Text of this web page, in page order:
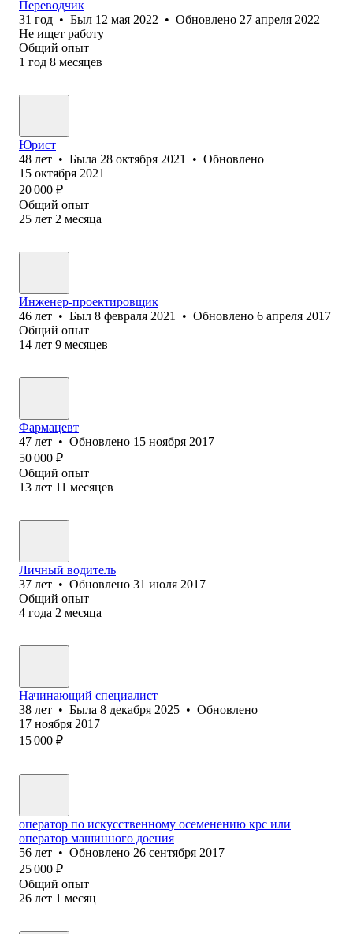
Переводчик
31 год • Был 12 мая 2022 • Обновлено 27 апреля 2022
Не ищет работу
Общий опыт
1 год 8 месяцев
Юрист
48 лет • Была 28 октября 2021 • Обновлено
15 октября 2021
20 000 ₽
Общий опыт
25 лет 2 месяца
Инженер-проектировщик
46 лет • Был 8 февраля 2021 • Обновлено 6 апреля 2017
Общий опыт
14 лет 9 месяцев
Фармацевт
47 лет • Обновлено 15 ноября 2017
50 000 ₽
Общий опыт
13 лет 11 месяцев
Личный водитель
37 лет • Обновлено 31 июля 2017
Общий опыт
4 года 2 месяца
Начинающий специалист
38 лет • Была 8 декабря 2025 • Обновлено
17 ноября 2017
15 000 ₽
оператор по искусственному осеменению крс или
оператор машинного доения
56 лет • Обновлено 26 сентября 2017
25 000 ₽
Общий опыт
26 лет 1 месяц